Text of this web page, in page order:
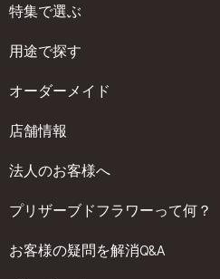
特集で選ぶ
用途で探す
オーダーメイド
店舗情報
法人のお客様へ
プリザーブドフラワーって何？
お客様の疑問を解消Q&A